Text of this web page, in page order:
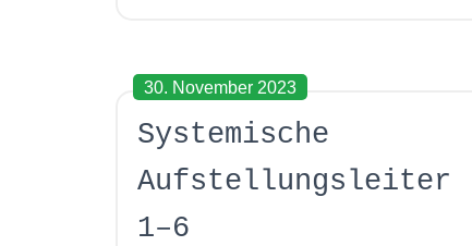
30. November 2023
Systemische
Aufstellungsleiter
1–6